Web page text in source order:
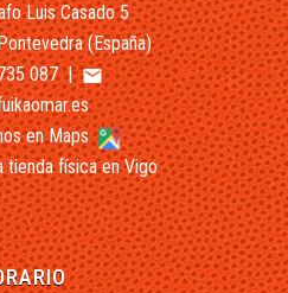
Luis Casado 5
(España)
087|email
en Maps
tienda física en Vigo